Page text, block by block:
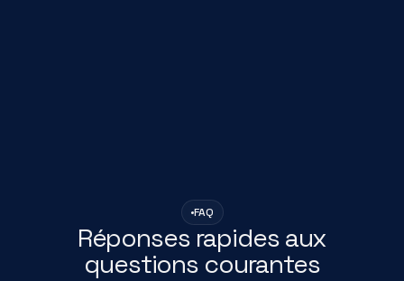
FAQ
Réponses rapides aux
questions courantes